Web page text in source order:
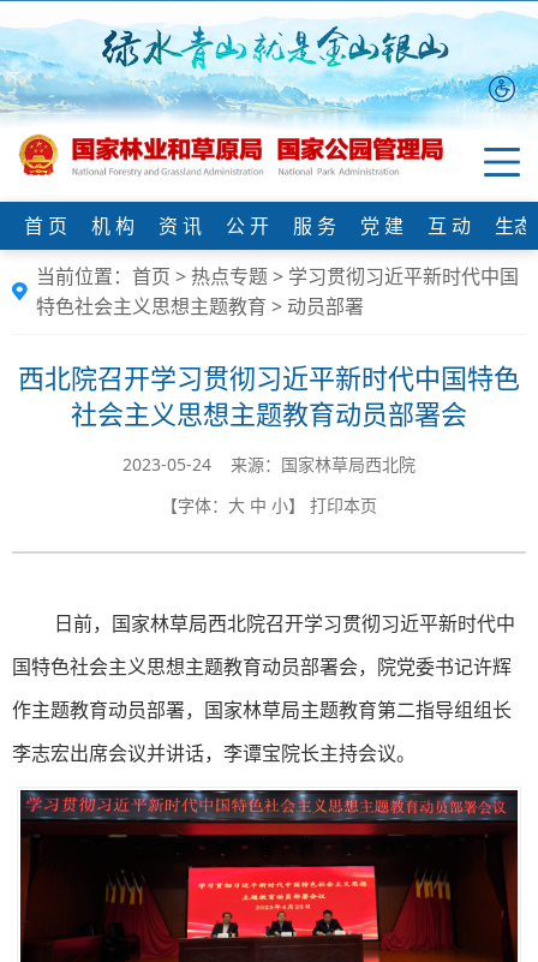
首 页 机 构 资 讯 公 开 服 务 党 建 互 动
生
当前位置： 首页 > 热点专题> 学习贯彻习近平新时代中国
特色社会主义思想主题教育 > 动员部署
西北院召开学习贯彻习近平新时代中国特色
社会主义思想主题教育动员部署会
2023-05-24 来源：国家林草局西北院
【字体： 大 中 小】 打印本页
日前，国家林草局西北院召开学习贯彻习近平新时代中
国特色社会主义思想主题教育动员部署会，院党委书记许辉
作主题教育动员部署，国家林草局主题教育第二指导组组长
李志宏出席会议并讲话，李谭宝院长主持会议。